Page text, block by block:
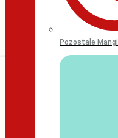
Pozostałe Mangi